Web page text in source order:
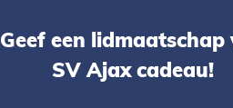
Geef een lidmaatschap
SV Ajax cadeau!